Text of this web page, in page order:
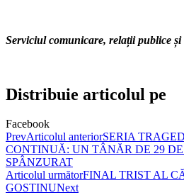
Serviciul comunicare, relații publice și
Distribuie articolul pe
Facebook
PrevArticolul anteriorSERIA
CONTINUĂ: UN TÂNĂR DE 29
SPÂNZURAT
Articolul următorFINAL TRIST AL
GOSTINUNext